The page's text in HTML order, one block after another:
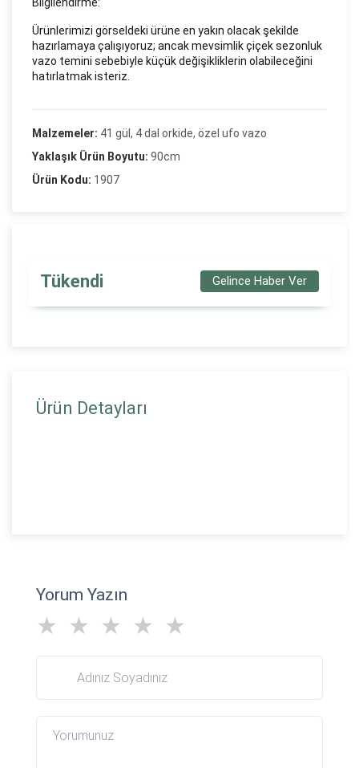
Ürünlerimizi görseldeki ürüne en yakın olacak şekilde
hazırlamaya çalışıyoruz; ancak mevsimlik çiçek sezonluk
vazo temini sebebiyle küçük değişikliklerin olabileceğini
hatırlatmak isteriz.
Malzemeler: 41 gül, 4 dal orkide, özel ufo vazo
Yaklaşık Ürün Boyutu: 90cm
Ürün Kodu: 1907
Tükendi Gelince Haber Ver
Ürün Detayları
Yorum Yazın